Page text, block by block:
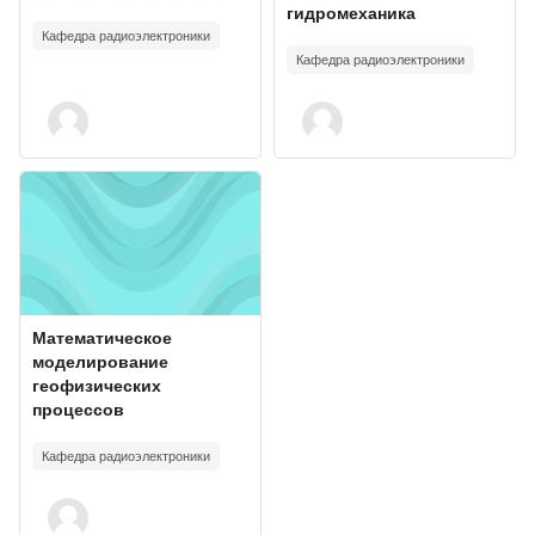
Кафедра радиоэлектроники
гидромеханика
Кафедра радиоэлектроники
Course image" Математическое моделирование геофизических
Course image
Course name
Математическое
моделирование
геофизических
процессов
Кафедра радиоэлектроники